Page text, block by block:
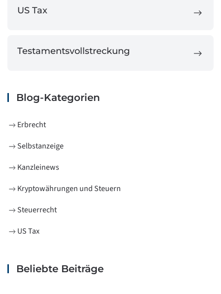
US Tax
Testamentsvollstreckung
Blog-Kategorien
Erbrecht
Selbstanzeige
Kanzleinews
Kryptowährungen und Steuern
Steuerrecht
US Tax
Beliebte Beiträge